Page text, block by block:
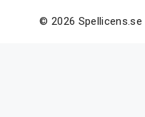
© 2026 Spellicens.se